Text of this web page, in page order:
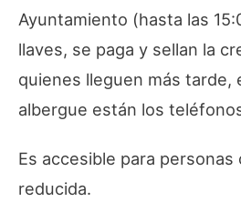
Ayuntamiento (hasta las
llaves, se paga y sellan la
quienes lleguen más tarde,
albergue están los
Es accesible para personas
reducida.